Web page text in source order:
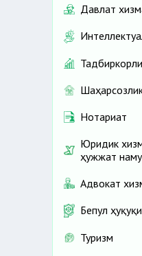
Давлат
Нотариат
Юридик
ҳужжат
Адвокат
Бепул
Туризм